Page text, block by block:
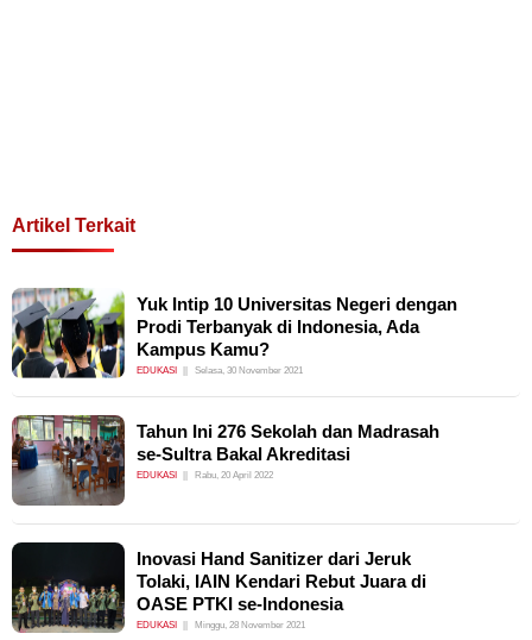
Artikel Terkait
Yuk Intip 10 Universitas Negeri dengan
Prodi Terbanyak di Indonesia, Ada
Kampus Kamu?
EDUKASI Selasa, 30 November 2021
Tahun Ini 276 Sekolah dan Madrasah
se-Sultra Bakal Akreditasi
EDUKASI Rabu, 20 April 2022
Inovasi Hand Sanitizer dari Jeruk
Tolaki, IAIN Kendari Rebut Juara di
OASE PTKI se-Indonesia
EDUKASI Minggu, 28 November 2021